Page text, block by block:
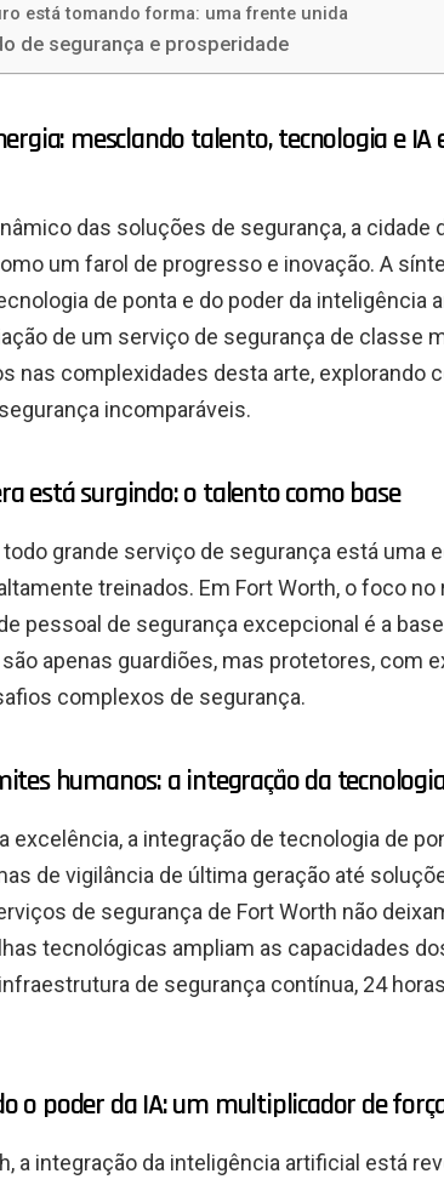
está tomando forma: uma frente unida
de segurança e prosperidade
mesclando talento, tecnologia e IA
das soluções de segurança, a cidade
um farol de progresso e inovação. A
de ponta e do poder da inteligência
de um serviço de segurança de classe
nas complexidades desta arte, explorando
incomparáveis.
está surgindo: o talento como base
grande serviço de segurança está uma
treinados. Em Fort Worth, o foco
pessoal de segurança excepcional é a
apenas guardiões, mas protetores, com
complexos de segurança.
humanos: a integração da
excelência, a integração de tecnologia de
de vigilância de última geração até
de segurança de Fort Worth não
tecnológicas ampliam as capacidades
de segurança contínua, 24
o poder da IA: um multiplicador de
a integração da inteligência artificial está